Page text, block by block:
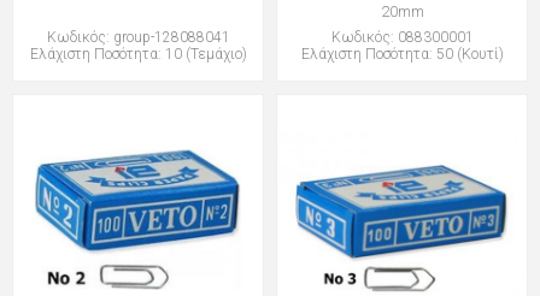
Κωδικός: group-128088041
Ελάχιστη Ποσότητα: 10 (Τεμάχιο)
20mm
Κωδικός: 088300001
Ελάχιστη Ποσότητα: 50 (Κουτί)